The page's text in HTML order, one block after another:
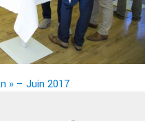
» – Juin 2017